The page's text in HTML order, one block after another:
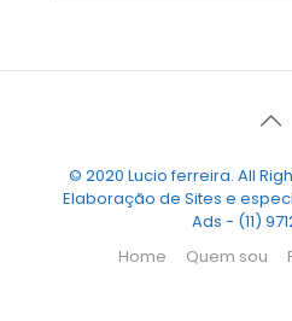
© 2020 Lucio ferreira. All
Elaboração de Sites e
Ads - (11)
Home
Quem sou